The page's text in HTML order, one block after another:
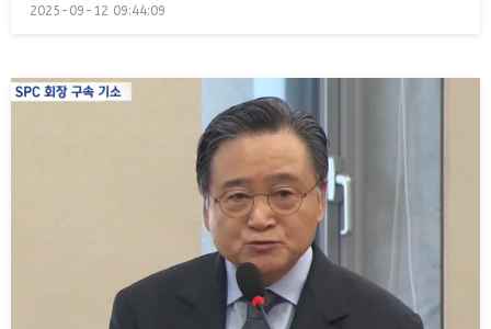
Posted
2025-09-12 09:44:09